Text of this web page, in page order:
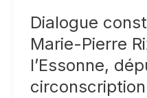
Dialogue
Marie-Pierre
l’Essonne,
circonscription